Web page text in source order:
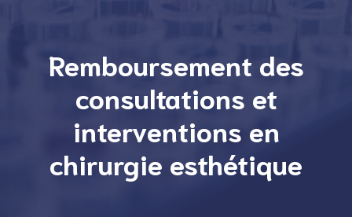
Remboursement des
consultations et
interventions en
chirurgie esthétique